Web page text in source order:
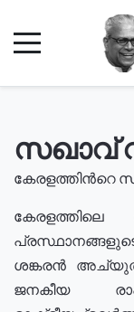
സഖാവ്
കേരളത്തിൻറെ
കേരളത്തിലെ
ശങ്കരൻ
ജനകീയ